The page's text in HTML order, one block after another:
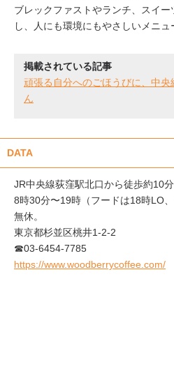
ブレックファストやランチ、スイ
し、人にも環境にもやさしいメニュ
掲載されている記事
頑張る自分へのごほうびに、中
ん
DATA
JR中央線荻窪駅北口から徒歩約10分
8時30分〜19時（フードは18時LO
無休。
東京都杉並区桃井1-2-2
☎︎03-6454-7785
https://www.woodberrycoffee.com/